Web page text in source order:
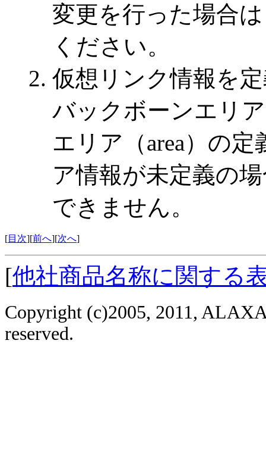
変更を行った場合
ください。
仮想リンク情報を
バックボーンエリ
エリア（area）の
ア情報が未定義の
できません。
[目次][前へ][次へ]
[他社商品名称に関する
Copyright (c)2005, 2011,
reserved.